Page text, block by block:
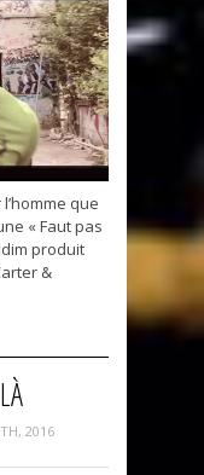
que
« Faut pas
produit
&
2016